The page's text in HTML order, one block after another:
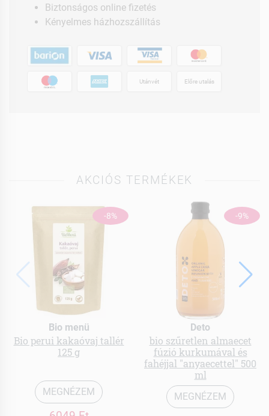
Biztonságos online fizetés
Kényelmes házhozszállítás
Utánvét Előre utalás
AKCIÓS TERMÉKEK
-8%
Bio menü
Bio perui kakaóvaj tallér
125 g
MEGNÉZEM
-9%
Deto
bio szűretlen almaecet
fúzió kurkumával és
fahéjjal "anyaecettel" 500
ml
MEGNÉZEM